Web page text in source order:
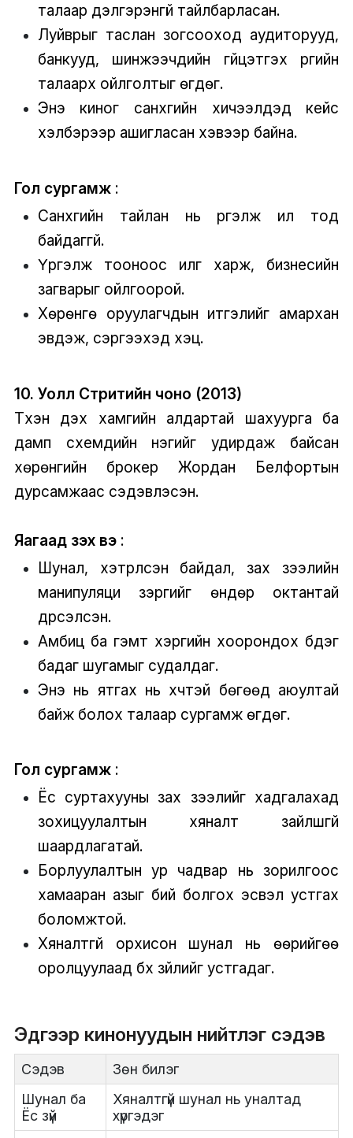
талаар дэлгэрэнгүй тайлбарласан.
Луйврыг таслан зогсооход аудиторууд,
банкууд, шинжээчдийн гүйцэтгэх үүргийн
талаарх ойлголтыг өгдөг.
Энэ киног санхүүгийн хичээлүүдэд кейс
хэлбэрээр ашигласан хэвээр байна.
Гол сургамж:
Санхүүгийн тайлан нь үргэлж ил тод
байдаггүй.
Үргэлж тооноос илүүг харж, бизнесийн
загварыг ойлгоорой.
Хөрөнгө оруулагчдын итгэлийг амархан
эвдэж, сэргээхэд хэцүү.
10. Уолл Стритийн чоно (2013)
Түүхэн дэх хамгийн алдартай шахуурга ба
дамп схемүүдийн нэгийг удирдаж байсан
хөрөнгийн брокер Жордан Белфортын
дурсамжаас сэдэвлэсэн.
Яагаад үзэх вэ:
Шунал, хэтрүүлсэн байдал, зах зээлийн
манипуляци зэргийг өндөр октантай
дүрсэлсэн.
Амбиц ба гэмт хэргийн хоорондох бүдэг
бадаг шугамыг судалдаг.
Энэ нь ятгах нь хүчтэй бөгөөд аюултай
байж болох талаар сургамж өгдөг.
Гол сургамж:
Ёс суртахууны зах зээлийг хадгалахад
зохицуулалтын хяналт зайлшгүй
шаардлагатай.
Борлуулалтын ур чадвар нь зорилгоос
хамааран азыг бий болгох эсвэл устгах
боломжтой.
Хяналтгүй орхисон шунал нь өөрийгөө
оролцуулаад бүх зүйлийг устгадаг.
Эдгээр кинонуудын нийтлэг сэдэв
Сэдэв
Зөн билэг
Шунал ба
Ёс зүй
Хяналтгүй шунал нь уналтад
хүргэдэг